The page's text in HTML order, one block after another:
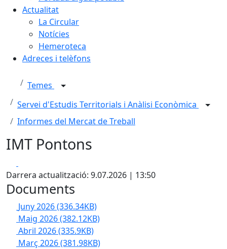
Actualitat
La Circular
Notícies
Hemeroteca
Adreces i telèfons
Temes
Servei d'Estudis Territorials i Anàlisi Econòmica
Informes del Mercat de Treball
IMT Pontons
Darrera actualització: 9.07.2026 | 13:50
Documents
Juny 2026(336.34KB)
Maig 2026(382.12KB)
Abril 2026(335.9KB)
Març 2026(381.98KB)